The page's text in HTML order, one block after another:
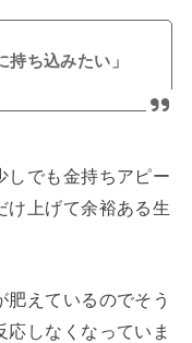
持ち込みたい」
しでも金持ちアピー
け上げて余裕ある生
えているのでそう
しなくなっていま